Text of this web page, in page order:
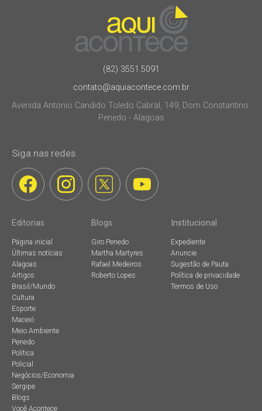
(82) 3551.5091
contato@aquiacontece.com.br
Avenida Antonio Candido Toledo Cabral, 149, Dom Constantino.
Penedo - Alagoas
Siga nas redes
Editorias
Página inicial
Últimas notícias
Alagoas
Artigos
Brasil/Mundo
Cultura
Esporte
Maceió
Meio Ambiente
Penedo
Política
Policial
Negócios/Economia
Sergipe
Blogs
Você Acontece
Blogs
Giro Penedo
Martha Martyres
Rafael Medeiros
Roberto Lopes
Institucional
Expediente
Anuncie
Sugestão de Pauta
Política de privacidade
Termos de Uso